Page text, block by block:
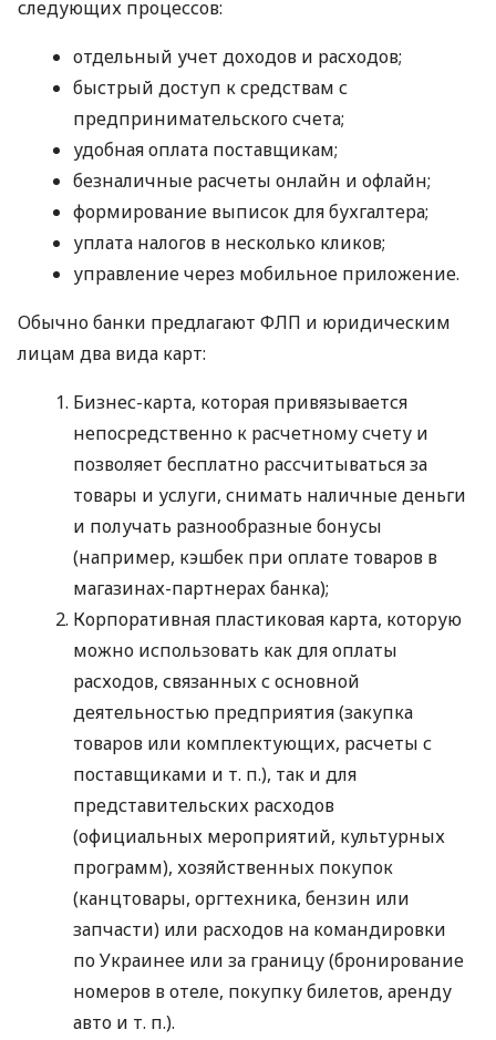
следующих процессов:
отдельный учет доходов и расходов;
быстрый доступ к средствам с
предпринимательского счета;
удобная оплата поставщикам;
безналичные расчеты онлайн и офлайн;
формирование выписок для бухгалтера;
уплата налогов в несколько кликов;
управление через мобильное приложение.
Обычно банки предлагают ФЛП и юридическим
лицам два вида карт:
Бизнес-карта, которая привязывается
непосредственно к расчетному счету и
позволяет бесплатно рассчитываться за
товары и услуги, снимать наличные деньги
и получать разнообразные бонусы
(например, кэшбек при оплате товаров в
магазинах-партнерах банка);
Корпоративная пластиковая карта, которую
можно использовать как для оплаты
расходов, связанных с основной
деятельностью предприятия (закупка
товаров или комплектующих, расчеты с
поставщиками и т. п.), так и для
представительских расходов
(официальных мероприятий, культурных
программ), хозяйственных покупок
(канцтовары, оргтехника, бензин или
запчасти) или расходов на командировки
по Украинее или за границу (бронирование
номеров в отеле, покупку билетов, аренду
авто и т. п.).